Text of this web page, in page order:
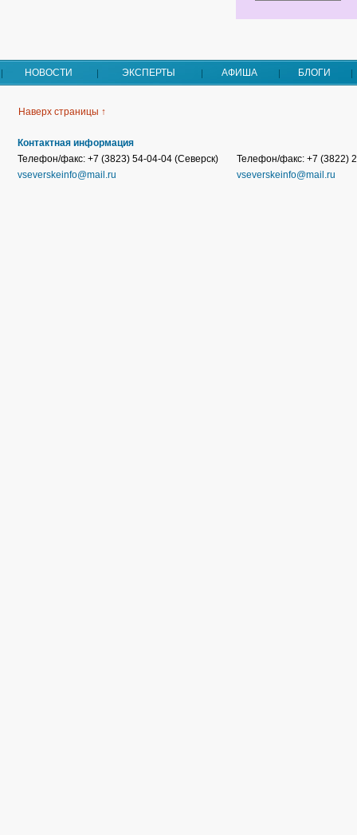
НОВОСТИ ЭКСПЕРТЫ АФИША БЛОГИ
Наверх страницы ↑
Контактная информация
Телефон/факс: +7 (3823) 54-04-04 (Северск)
vseverskeinfo@mail.ru
Телефон/факс: +7 (3822)
vseverskeinfo@mail.ru